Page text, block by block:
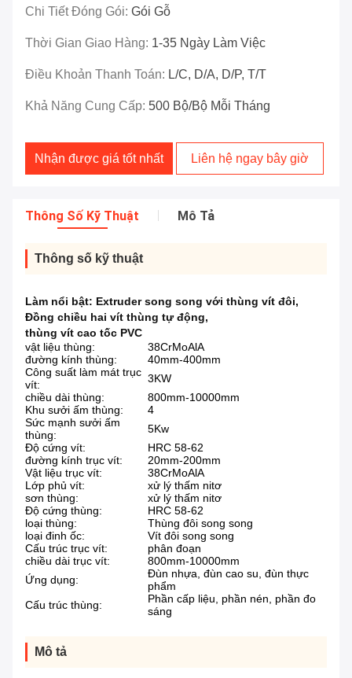
Chi Tiết Đóng Gói: Gói Gỗ
Thời Gian Giao Hàng: 1-35 Ngày Làm Việc
Điều Khoản Thanh Toán: L/C, D/A, D/P, T/T
Khả Năng Cung Cấp: 500 Bộ/Bộ Mỗi Tháng
Nhận được giá tốt nhất Liên hệ ngay bây giờ
Thông Số Kỹ Thuật Mô Tả
Thông số kỹ thuật
Làm nổi bật: Extruder song song với thùng vít đôi,
Đồng chiều hai vít thùng tự động,
thùng vít cao tốc PVC
vật liệu thùng:
38CrMoAlA
đường kính thùng:
40mm-400mm
Công suất làm mát trục
vít:
3KW
chiều dài thùng:
800mm-10000mm
Khu sưởi ấm thùng:
4
Sức mạnh sưởi ấm
thùng:
5Kw
Độ cứng vít:
HRC 58-62
đường kính trục vít:
20mm-200mm
Vật liệu trục vít:
38CrMoAlA
Lớp phủ vít:
xử lý thấm nitơ
sơn thùng:
xử lý thấm nitơ
Độ cứng thùng:
HRC 58-62
loại thùng:
Thùng đôi song song
loại đinh ốc:
Vít đôi song song
Cấu trúc trục vít:
phân đoạn
chiều dài trục vít:
800mm-10000mm
Ứng dụng:
Đùn nhựa, đùn cao su, đùn thực
phẩm
Cấu trúc thùng:
Phần cấp liệu, phần nén, phần đo
sáng
Mô tả